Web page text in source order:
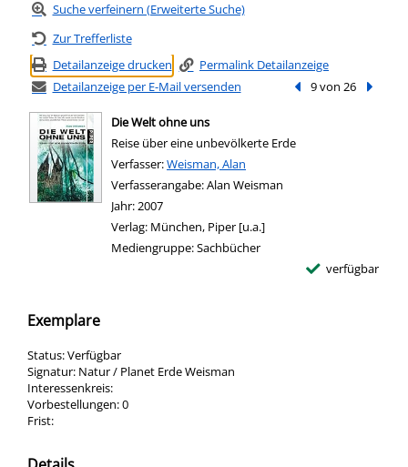
Suche verfeinern (Erweiterte Suche)
Zur Trefferliste
Detailanzeige drucken
Permalink Detailanzeige
Detailanzeige per E-Mail versenden
Vorheriger Treffer
9 von 26
Die Welt ohne uns
Reise über eine unbevölkerte Erde
Verfasser:Suche nach diesem Verfasser
Weisman, Alan
Verfasserangabe:Alan Weisman
Jahr:2007
Verlag: München, Piper [u.a.]
Mediengruppe:Sachbücher
verfügbar
Exemplare
Status:Verfügbar
Signatur: Natur / Planet Erde Weisman
Interessenkreis:
Vorbestellungen:0
Frist: